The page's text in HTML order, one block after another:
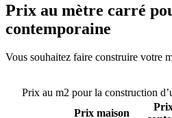
Prix au mètre carré
contemporaine
Vous souhaitez faire construire votre
Prix au m2 pour la construction
Prix maison